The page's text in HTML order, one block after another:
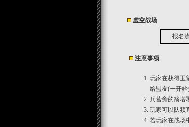
虚空战场
报名
注意事项
玩家在获得玉
给盟友(一开始
兵营旁的箭塔
玩家可以队频
若玩家在战场